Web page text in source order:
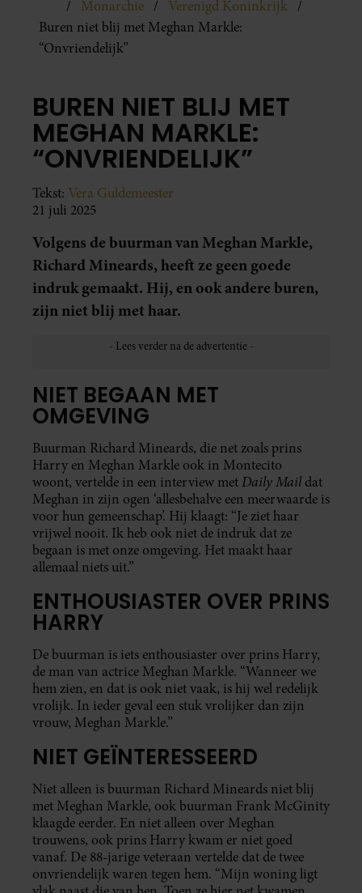
Monarchie
Verenigd Koninkrijk
Buren niet blij met Meghan Markle:
“Onvriendelijk”
BUREN NIET BLIJ MET
MEGHAN MARKLE:
“ONVRIENDELIJK”
Tekst: Vera Guldemeester
21 juli 2025
Volgens de buurman van Meghan Markle,
Richard Mineards, heeft ze geen goede
indruk gemaakt. Hij, en ook andere buren,
zijn niet blij met haar.
NIET BEGAAN MET
OMGEVING
Buurman Richard Mineards, die net zoals prins
Harry en Meghan Markle ook in Montecito
woont, vertelde in een interview metDaily Maildat
Meghan in zijn ogen ‘allesbehalve een meerwaarde is
voor hun gemeenschap’. Hij klaagt: “Je ziet haar
vrijwel nooit. Ik heb ook niet de indruk dat ze
begaan is met onze omgeving. Het maakt haar
allemaal niets uit.”
ENTHOUSIASTER OVER PRINS
HARRY
De buurman is iets enthousiaster over prins Harry,
de man van actrice Meghan Markle. “Wanneer we
hem zien, en dat is ook niet vaak, is hij wel redelijk
vrolijk. In ieder geval een stuk vrolijker dan zijn
vrouw, Meghan Markle.”
NIET GEÏNTERESSEERD
Niet alleen is buurman Richard Mineards niet blij
met Meghan Markle, ook buurman Frank McGinity
klaagde eerder. En niet alleen over Meghan
trouwens, ook prins Harry kwam er niet goed
vanaf. De 88-jarige veteraan vertelde dat de twee
onvriendelijk waren tegen hem. “Mijn woning ligt